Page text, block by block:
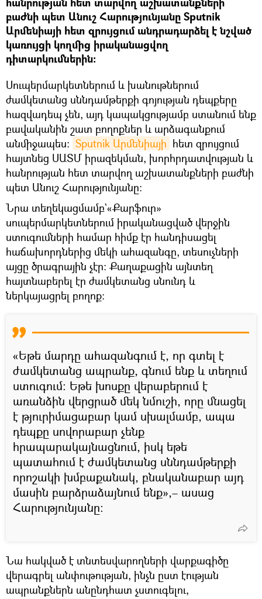
բաժնի պետ Անուշ Հարությունյանը Sputnik
Արմենիայի հետ զրույցում անդրադարձել է նշված
կառույցի կողմից իրականացվող
դիտարկումներին։
Սուպերմարկետներում և խանութներում
ժամկետանց սննդամթերքի գոյության դեպքերը
հազվադեպ չեն, այդ կապակցությամբ ստանում ենք
բավականին շատ բողոքներ և արձագանքում
անմիջապես։ Sputnik Արմենիայի հետ զրույցում
հայտնեց ՍԱՏՄ իրազեկման, խորհրդատվության և
հանրության հետ տարվող աշխատանքների բաժնի
պետ Անուշ Հարությունյանը։
Նրա տեղեկացմամբ`«Քարֆուր»
սուպերմարկետներում իրականացված վերջին
ստուգումների համար հիմք էր հանդիսացել
հաճախորդներից մեկի ահազանգը, տեսուչների
այցը ծրագրային չէր։ Քաղաքացին այնտեղ
հայտնաբերել էր ժամկետանց սնունդ և
ներկայացրել բողոք։
«Եթե մարդը ահազանգում է, որ գտել է
ժամկետանց ապրանք, գնում ենք և տեղում
ստուգում։ Եթե խոսքը վերաբերում է
առանձին վերցրած մեկ նմուշի, որը մնացել
է թյուրիմացաբար կամ սխալմամբ, ապա
դեպքը սովորաբար չենք
հրապարակայնացնում, իսկ եթե
պատահում է ժամկետանց սննդամթերքի
որոշակի խմբաքանակ, բնականաբար այդ
մասին բարձրաձայնում ենք»,– ասաց
Հարությունյանը։
Նա հակված է տնտեսվարողների վարքագիծը
վերագրել անփութության, ինչն ըստ էության
ապրանքներն անընդհատ չստուգելու,